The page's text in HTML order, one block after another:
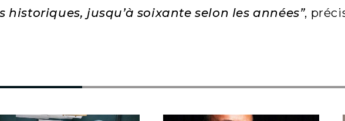
historiques, jusqu’à soixante selon les années”,